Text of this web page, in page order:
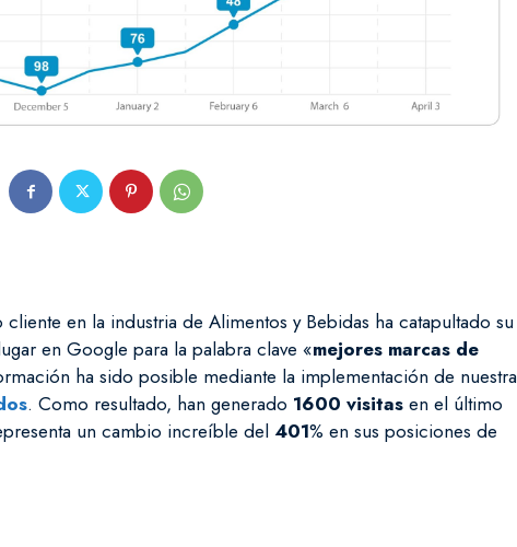
en la industria de Alimentos y Bebidas ha catapultado su
en Google para la palabra clave «mejores marcas de
ha sido posible mediante la implementación de nuestra
. Como resultado, han generado 1600 visitas en el último
un cambio increíble del 401% en sus posiciones de